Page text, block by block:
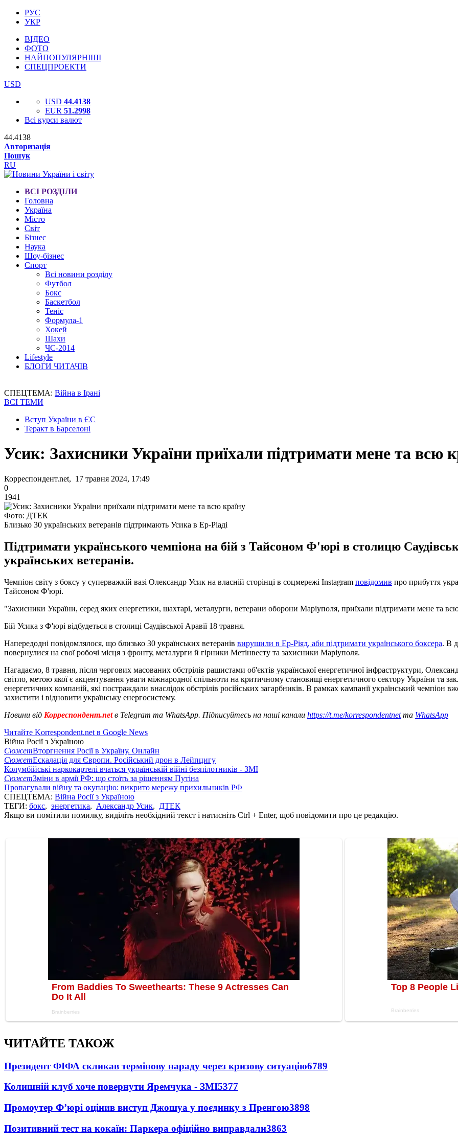
РУС
УКР
ВІДЕО
ФОТО
НАЙПОПУЛЯРНІШІ
СПЕЦПРОЕКТИ
USD
USD 44.4138
EUR 51.2998
Всі курси валют
44.4138
Авторизація
Пошук
RU
ВСІ РОЗДІЛИ
Головна
Україна
Місто
Світ
Бізнес
Наука
Шоу-бізнес
Спорт
Всі новини розділу
Футбол
Бокс
Баскетбол
Теніс
Формула-1
Хокей
Шахи
ЧС-2014
Lifestyle
БЛОГИ ЧИТАЧІВ
СПЕЦТЕМА: Війна в Ірані
ВСІ ТЕМИ
Вступ України в ЄС
Теракт в Барселоні
Усик: Захисники України приїхали підтримати мене та всю
Корреспондент.net, 17 травня 2024, 17:49
0
1941
Фото: ДТЕК
Близько 30 українських ветеранів підтримають Усика в Ер-Ріаді
Підтримати українського чемпіона на бій з Тайсоном Ф'юрі в столицю
українських ветеранів.
Чемпіон світу з боксу у суперважкій вазі Олександр Усик на власній сторінці в соцмережі Instagram повідомив про прибуття
Тайсоном Ф'юрі.
"Захисники України, серед яких енергетики, шахтарі, металурги, ветерани оборони Маріуполя, приїхали підтримати мене та
Бій Усика з Ф'юрі відбудеться в столиці Саудівської Аравії 18 травня.
Напередодні повідомлялося, що близько 30 українських ветеранів вирушили в Ер-Ріяд, аби підтримати українського боксера. В
повернулися на свої робочі місця з фронту, металурги й гірники Метінвесту та захисники Маріуполя.
Нагадаємо, 8 травня, після чергових масованих обстрілів рашистами об'єктів української енергетичної інфраструктури,
світло, метою якої є акцентування уваги міжнародної спільноти на критичному становищі енергетичного сектору України та
енергетичних компаній, які постраждали внаслідок обстрілів російських загарбників. В рамках кампанії український чемпіон
захистити і відновити українську енергосистему.
Новини від Корреспондент.netв Telegram та WhatsApp. Підписуйтесь на наші канали https://t.me/korrespondentnetта WhatsApp
Читайте Korrespondent.net в Google News
Війна Росії з Україною
СюжетВторгнення Росії в Україну. Онлайн
СюжетЕскалація для Європи. Російський дрон в Лейпцигу
Колумбійські наркокартелі вчаться українській війні безпілотників - ЗМІ
СюжетЗміни в армії РФ: що стоїть за рішенням Путіна
Пропагували війну та окупацію: викрито мережу прихильників РФ
СПЕЦТЕМА: Війна Росії з Україною
ТЕГИ: бокс, энергетика, Александр Усик, ДТЕК
Якщо ви помітили помилку, виділіть необхідний текст і натисніть Ctrl + Enter, щоб повідомити про це редакцію.
ЧИТАЙТЕ ТАКОЖ
Президент ФІФА скликав термінову нараду через кризову ситуацію6789
Колишній клуб хоче повернути Яремчука - ЗМІ5377
Промоутер Ф’юрі оцінив виступ Джошуа у поєдинку з Пренгою3898
Позитивний тест на кокаїн: Паркера офіційно виправдали3863